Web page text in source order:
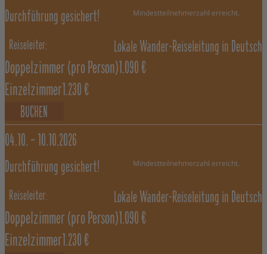
Durchführung gesichert! Mindestteilnehmerzahl erreicht.
Lokale Wander-Reiseleitung in Deutsch
Doppelzimmer (pro Person)1.090 €
Einzelzimmer1.230 €
BUCHEN
04.10. –10.10.2026
Durchführung gesichert! Mindestteilnehmerzahl erreicht.
Lokale Wander-Reiseleitung in Deutsch
Doppelzimmer (pro Person)1.090 €
Einzelzimmer1.230 €